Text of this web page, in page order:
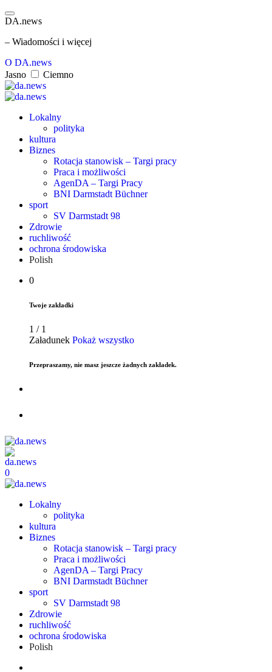
DA.news
– Wiadomości i więcej
O DA.news
Jasno
Ciemno
Lokalny
polityka
kultura
Biznes
Rotacja stanowisk – Targi pracy
Praca i możliwości
AgenDA – Targi Pracy
BNI Darmstadt Büchner
sport
SV Darmstadt 98
Zdrowie
ruchliwość
ochrona środowiska
Polish
0
Twoje zakładki
1 / 1
Załadunek Pokaż wszystko
Przepraszamy, nie masz jeszcze żadnych zakładek.
0
Lokalny
polityka
kultura
Biznes
Rotacja stanowisk – Targi pracy
Praca i możliwości
AgenDA – Targi Pracy
BNI Darmstadt Büchner
sport
SV Darmstadt 98
Zdrowie
ruchliwość
ochrona środowiska
Polish